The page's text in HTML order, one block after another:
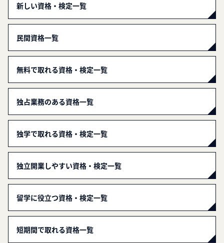
新しい資格・検定一覧
民間資格一覧
無料で取れる資格・検定一覧
独占業務のある資格一覧
独学で取れる資格・検定一覧
独立開業しやすい資格・検定一覧
留学に役立つ資格・検定一覧
短期間で取れる資格一覧